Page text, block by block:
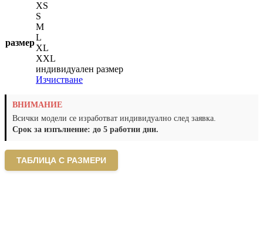
размер
XS
S
M
L
XL
XXL
индивидуален размер
Изчистване
ВНИМАНИЕ
Всички модели се изработват индивидуално след заявка.
Срок за изпълнение: до 5 работни дни.
ТАБЛИЦА С РАЗМЕРИ